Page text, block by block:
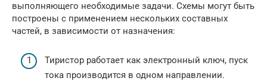
выполняющего необходимые задачи. Схемы могут быть
построены с применением нескольких составных
частей, в зависимости от назначения:
Тиристор работает как электронный ключ, пуск
тока производится в одном направлении.